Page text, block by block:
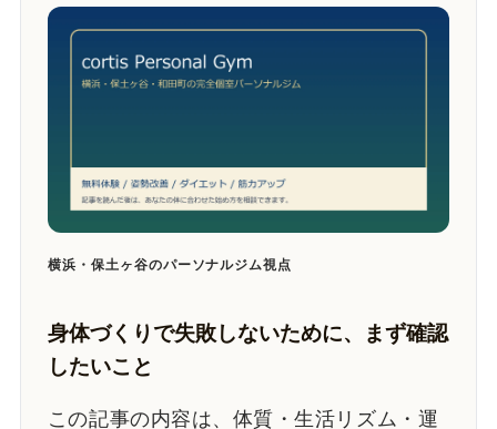
横浜・保土ヶ谷のパーソナルジム視点
身体づくりで失敗しないために、まず確認
したいこと
この記事の内容は、体質・生活リズム・運